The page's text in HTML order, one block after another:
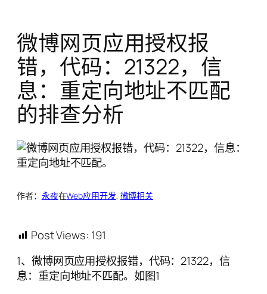
微博网页应用授权报
错，代码：21322，信
息：重定向地址不匹配
的排查分析
作者： 永夜在Web应用开发, 微博相关
Post Views: 191
1、微博网页应用授权报错，代码：21322，信
息：重定向地址不匹配。如图1